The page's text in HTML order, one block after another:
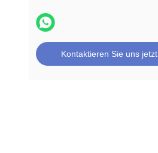
Kontaktieren Sie uns jetzt